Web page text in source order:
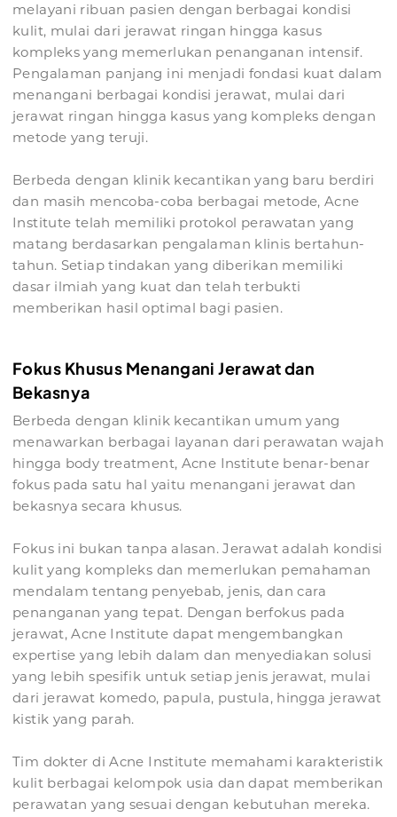
melayani ribuan pasien dengan berbagai kondisi
kulit, mulai dari jerawat ringan hingga kasus
kompleks yang memerlukan penanganan intensif.
Pengalaman panjang ini menjadi fondasi kuat dalam
menangani berbagai kondisi jerawat, mulai dari
jerawat ringan hingga kasus yang kompleks dengan
metode yang teruji.
Berbeda dengan klinik kecantikan yang baru berdiri
dan masih mencoba-coba berbagai metode, Acne
Institute telah memiliki protokol perawatan yang
matang berdasarkan pengalaman klinis bertahun-
tahun. Setiap tindakan yang diberikan memiliki
dasar ilmiah yang kuat dan telah terbukti
memberikan hasil optimal bagi pasien.
Fokus Khusus Menangani Jerawat dan
Bekasnya
Berbeda dengan klinik kecantikan umum yang
menawarkan berbagai layanan dari perawatan wajah
hingga body treatment, Acne Institute benar-benar
fokus pada satu hal yaitu menangani jerawat dan
bekasnya secara khusus.
Fokus ini bukan tanpa alasan. Jerawat adalah kondisi
kulit yang kompleks dan memerlukan pemahaman
mendalam tentang penyebab, jenis, dan cara
penanganan yang tepat. Dengan berfokus pada
jerawat, Acne Institute dapat mengembangkan
expertise yang lebih dalam dan menyediakan solusi
yang lebih spesifik untuk setiap jenis jerawat, mulai
dari jerawat komedo, papula, pustula, hingga jerawat
kistik yang parah.
Tim dokter di Acne Institute memahami karakteristik
kulit berbagai kelompok usia dan dapat memberikan
perawatan yang sesuai dengan kebutuhan mereka.